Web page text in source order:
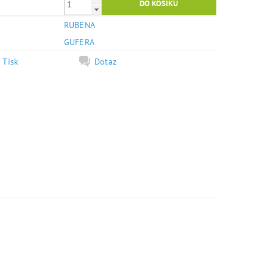
RUBENA
GUFERA
Tisk
Dotaz